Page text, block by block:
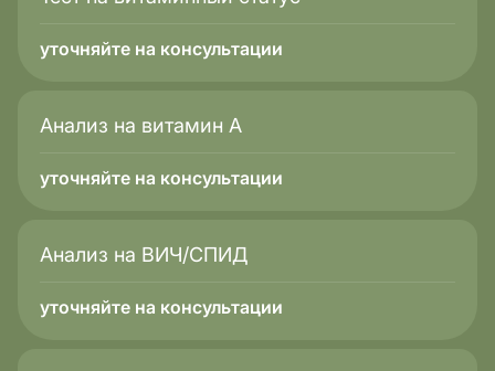
уточняйте на консультации
Анализ на витамин А
уточняйте на консультации
Анализ на ВИЧ/СПИД
уточняйте на консультации